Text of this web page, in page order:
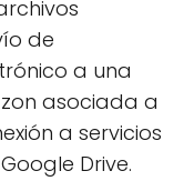
de
a una
asociada a
a servicios
Drive.